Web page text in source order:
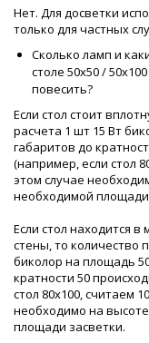
Нет. Для досветки
только для частных
Сколько ламп и
столе 50х50 /
повесить?
Если стол стоит
расчета 1 шт 15 Вт
габаритов до
(например, если стол
этом случае
необходимой площади
Если стол находится
стены, то количество
биколор на площадь
кратности 50
стол 80х100, считаем
необходимо на
площади засветки.